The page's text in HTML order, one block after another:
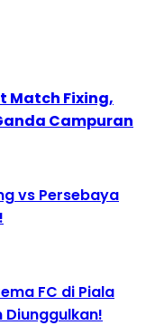
Match Fixing,
Campuran
vs Persebaya
FC di Piala
Diunggulkan!